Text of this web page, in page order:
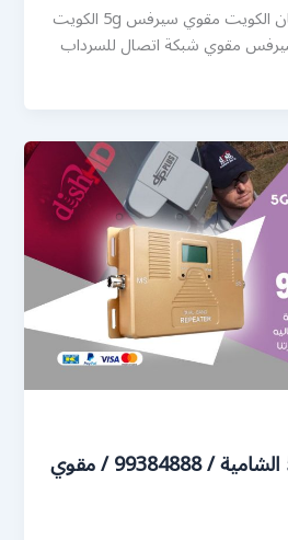
رقم مقوي شبكة 5g كيفان الكويت مقوي سيرفس 5g الكويت
مقوي شبكة اتصال للسرداب
رقم مقوي شبكة 5g الشامية / 99384888 / مقوي